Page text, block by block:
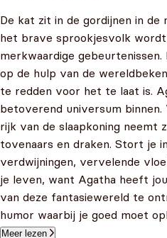
De kat zit in de gordijnen in de
het brave sprookjesvolk
merkwaardige
op de hulp van de
te redden voor het te laat is.
betoverend universum
rijk van de slaapkoning neemt
tovenaars en draken. Stort je
verdwijningen, vervelende
je leven, want Agatha heeft
van deze fantasiewereld te
humor waarbij je goed moet
Meer lezen